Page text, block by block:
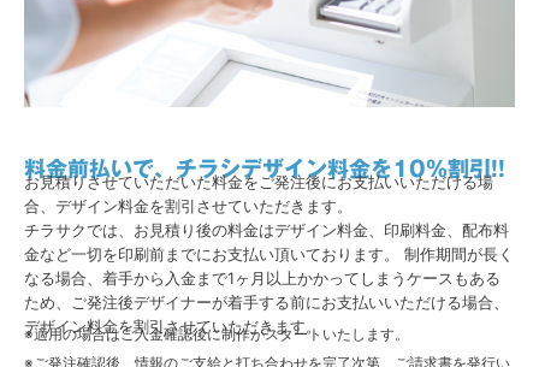
料金前払いで、チラシデザイン料金を10%割引!!
お見積りさせていただいた料金をご発注後にお支払いいただける場
合、デザイン料金を割引させていただきます。
チラサクでは、お見積り後の料金はデザイン料金、印刷料金、配布料
金など一切を印刷前までにお支払い頂いております。 制作期間が長く
なる場合、着手から入金まで1ヶ月以上かかってしまうケースもある
ため、ご発注後デザイナーが着手する前にお支払いいただける場合、
デザイン料金を割引させていただきます。
※適用の場合はご入金確認後に制作がスタートいたします。
※ご発注確認後、情報のご支給と打ち合わせを完了次第、ご請求書を発行い